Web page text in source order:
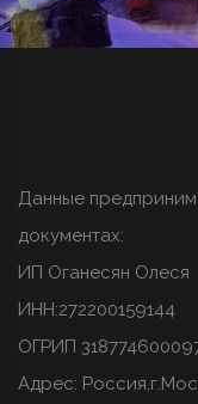
Данные
документах:
ИП Оганесян Олеся
ИНН:272200159144
ОГРИП
Адрес: